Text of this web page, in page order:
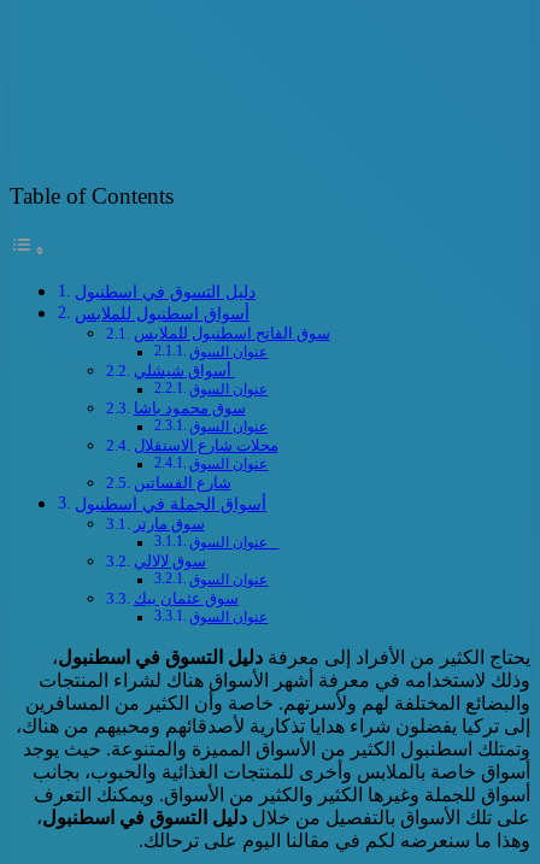
Table of Contents
دليل التسوق في اسطنبول
أسواق اسطنبول للملابس
سوق الفاتح اسطنبول للملابس
عنوان السوق
عنوان السوق
سوق محمود باشا
عنوان السوق
محلات شارع الاستقلال
عنوان السوق
شارع الفساتين
أسواق الجملة في اسطنبول
سوق مارتر
سوق لالالي
عنوان السوق
سوق عثمان بيك
عنوان السوق
يحتاج الكثير من الأفراد إلى معرفة دليل التسوق في اسطنبول،
وذلك لاستخدامه في معرفة أشهر الأسواق هناك لشراء المنتجات
والبضائع المختلفة لهم ولأسرتهم. خاصة وأن الكثير من المسافرين
إلى تركيا يفضلون شراء هدايا تذكارية لأصدقائهم ومحبيهم من هناك،
وتمتلك اسطنبول الكثير من الأسواق المميزة والمتنوعة. حيث يوجد
أسواق خاصة بالملابس وأخرى للمنتجات الغذائية والحبوب، بجانب
أسواق للجملة وغيرها الكثير والكثير من الأسواق. ويمكنك التعرف
على تلك الأسواق بالتفصيل من خلال دليل التسوق في اسطنبول،
وهذا ما سنعرضه لكم في مقالنا اليوم على ترحالك.